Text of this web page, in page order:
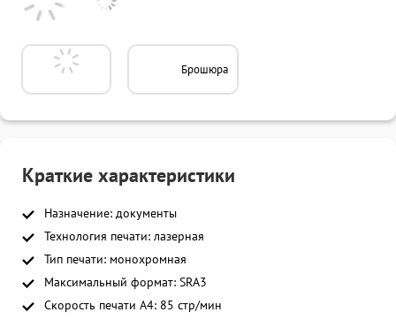
Брошюра
Краткие характеристики
Назначение: документы
Технология печати: лазерная
Тип печати: монохромная
Максимальный формат: SRA3
Скорость печати A4: 85 стр/мин